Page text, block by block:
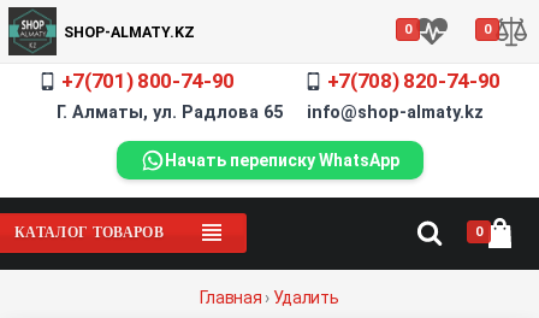
SHOP-ALMATY.KZ 0 0
+7(701) 800-74-90 +7(708) 820-74-90
Г. Алматы, ул. Радлова 65 info@shop-almaty.kz
Начать переписку WhatsApp
КАТАЛОГ ТОВАРОВ 0
Главная › Удалить